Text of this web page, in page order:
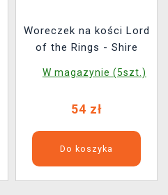
Woreczek na kości Lord
of the Rings - Shire
W magazynie (5szt.)
54 zł
Do koszyka